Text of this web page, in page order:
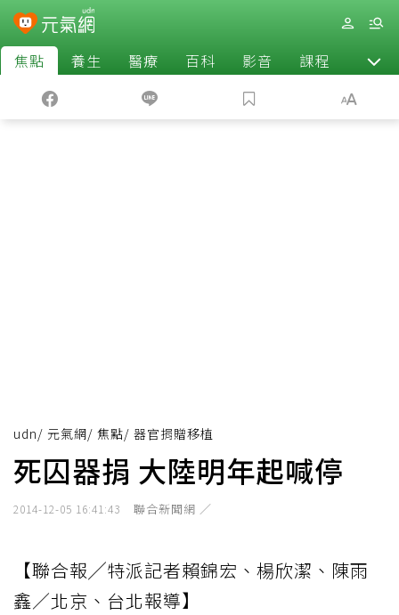
焦點 養生 醫療 百科 影音 課程 退休
udn/ 元氣網/ 焦點/ 器官捐贈移植
死囚器捐 大陸明年起喊停
2014-12-05 16:41:43 聯合新聞網 ／
【聯合報╱特派記者賴錦宏、楊欣潔、陳雨
鑫／北京、台北報導】